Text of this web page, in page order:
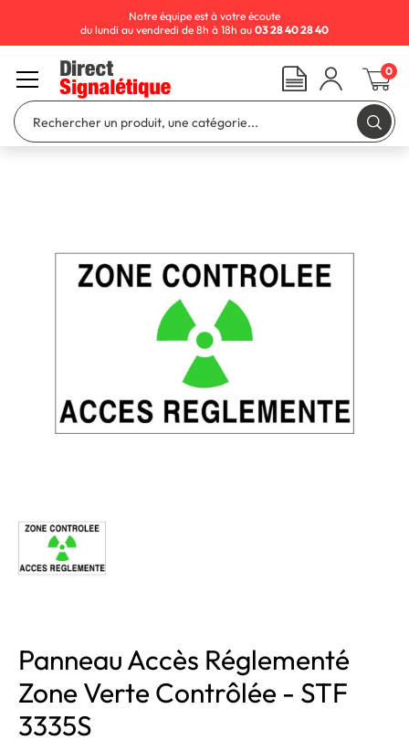
Panneau Accès Réglementé
Zone Verte Contrôlée - STF
3335S
Notre équipe est à votre écoute
du lundi au vendredi de 8h à 18h au 03 28 40 28 40
0